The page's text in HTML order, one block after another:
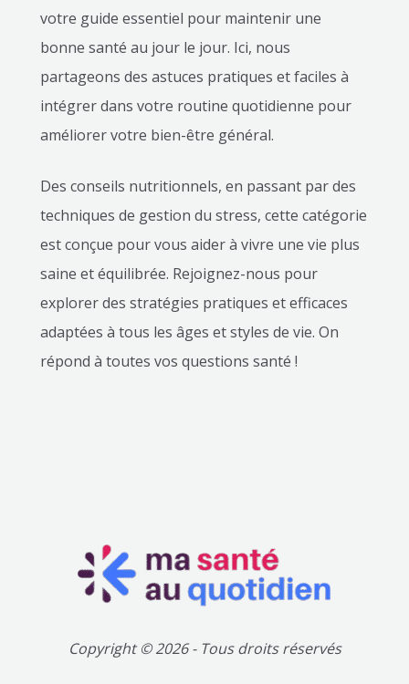
votre guide essentiel pour maintenir une
bonne santé au jour le jour. Ici, nous
partageons des astuces pratiques et faciles à
intégrer dans votre routine quotidienne pour
améliorer votre bien-être général.
Des conseils nutritionnels, en passant par des
techniques de gestion du stress, cette catégorie
est conçue pour vous aider à vivre une vie plus
saine et équilibrée. Rejoignez-nous pour
explorer des stratégies pratiques et efficaces
adaptées à tous les âges et styles de vie. On
répond à toutes vos questions santé !
Copyright © 2026 - Tous droits réservés